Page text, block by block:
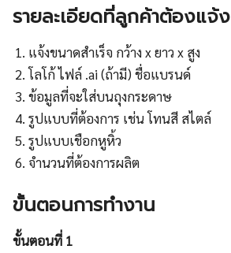
รายละเอียดที่ลูกค้าต้องแจ้ง
แจ้งขนาดสำเร็จ กว้าง x ยาว x สูง
โลโก้ ไฟล์ .ai (ถ้ามี) ชื่อแบรนด์
ข้อมูลที่จะใส่บนถุงกระดาษ
รูปแบบที่ต้องการ เช่น โทนสี สไตล์
รูปแบบเชือกหูหิ้ว
จำนวนที่ต้องการผลิต
ขั้นตอนการทำงาน
ขั้นตอนที่ 1